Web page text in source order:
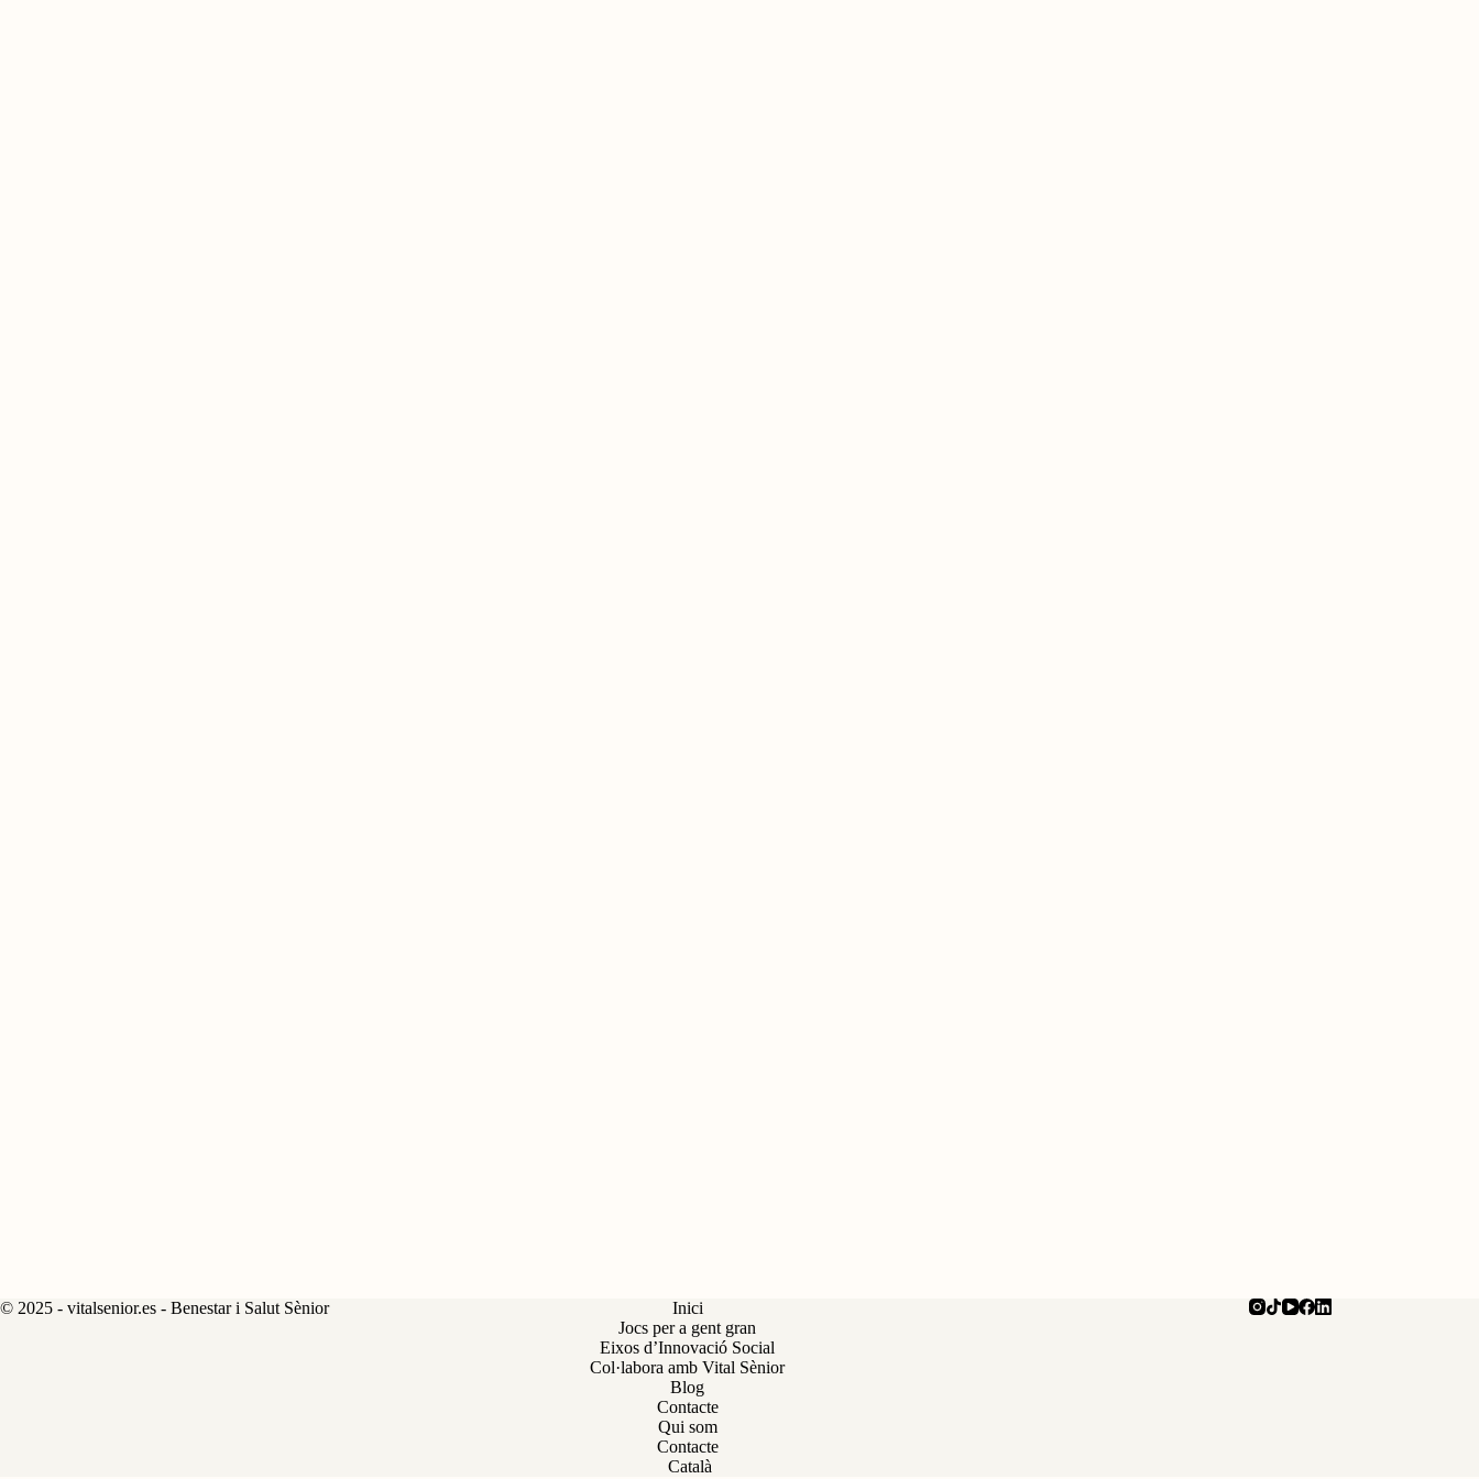
© 2025 - vitalsenior.es - Benestar i Salut Sènior
Inici
Jocs per a gent gran
Eixos d’Innovació Social
Col·labora amb Vital Sènior
Blog
Contacte
Qui som
Contacte
Català